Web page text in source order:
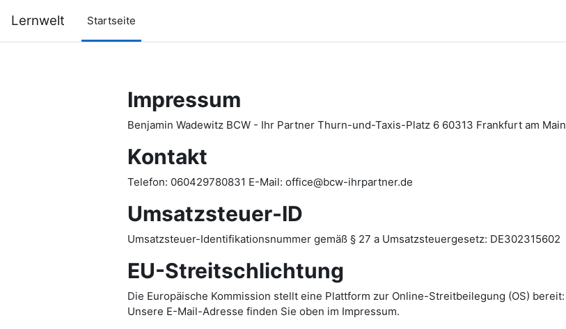
Lernwelt Startseite
Impressum
Benjamin Wadewitz BCW - Ihr Partner Thurn-und-Taxis-Platz 6 60313 Frankfurt am Main
Kontakt
Telefon: 060429780831 E-Mail: office@bcw-ihrpartner.de
Umsatzsteuer-ID
Umsatzsteuer-Identifikationsnummer gemäß § 27 a Umsatzsteuergesetz: DE302315602
EU-Streitschlichtung
Die Europäische Kommission stellt eine Plattform zur Online-Streitbeilegung (OS) bereit:
Unsere E-Mail-Adresse finden Sie oben im Impressum.